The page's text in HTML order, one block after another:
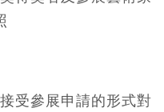
受參展申請的形式對